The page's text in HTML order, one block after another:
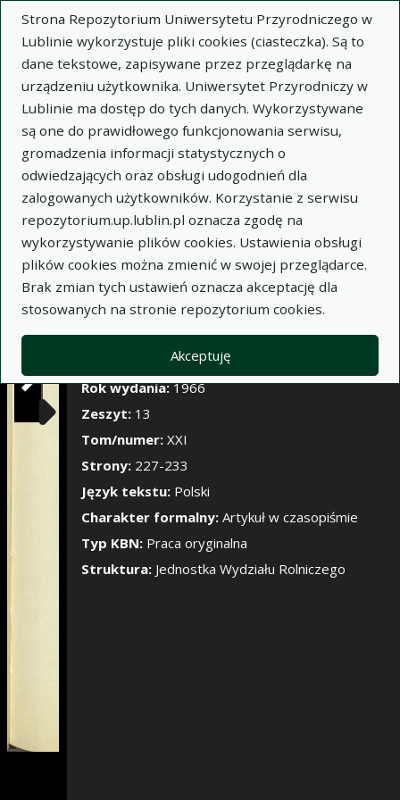
Strona Repozytorium Uniwersytetu Przyrodniczego w
Lublinie wykorzystuje pliki cookies (ciasteczka). Są to
dane tekstowe, zapisywane przez przeglądarkę na
urządzeniu użytkownika. Uniwersytet Przyrodniczy w
Lublinie ma dostęp do tych danych. Wykorzystywane
są one do prawidłowego funkcjonowania serwisu,
gromadzenia informacji statystycznych o
odwiedzających oraz obsługi udogodnień dla
zalogowanych użytkowników. Korzystanie z serwisu
repozytorium.up.lublin.pl oznacza zgodę na
wykorzystywanie plików cookies. Ustawienia obsługi
plików cookies można zmienić w swojej przeglądarce.
Brak zmian tych ustawień oznacza akceptację dla
stosowanych na stronie repozytorium cookies.
Akceptuję
Pokaż/Ukryj
×
Opis Notatki
Autor:
Adam Szember
Eliza Szulga
Tytuł:Rozpowszechnienie wśród bakterii
mlekowych szczepów uzdolnionych do
wytwarzania substancji antybiotycznych
Wariant tytułu:Occurrence of antibiotic-
producing strains among lactic bacteria
Czasopismo:Annales Universitatis Mariae Curie-
Skłodowska. Sectio E, Agricultura, t. XXI, z. 13
Miejsce wydania:Lublin
Rok wydania:1966
Zeszyt: 13
Tom/numer: XXI
Strony: 227-233
Język tekstu: Polski
Charakter formalny: Artykuł w czasopiśmie
Typ KBN: Praca oryginalna
Struktura: Jednostka Wydziału Rolniczego